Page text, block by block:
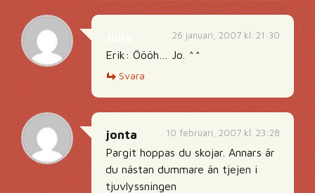
26 januari, 2007 kl. 21:30
Erik: Öööh… Jo. ^^
Svara
10 februari, 2007 kl. 23:28
jonta
Pargit hoppas du skojar. Annars är
du nästan dummare än tjejen i
tjuvlyssningen